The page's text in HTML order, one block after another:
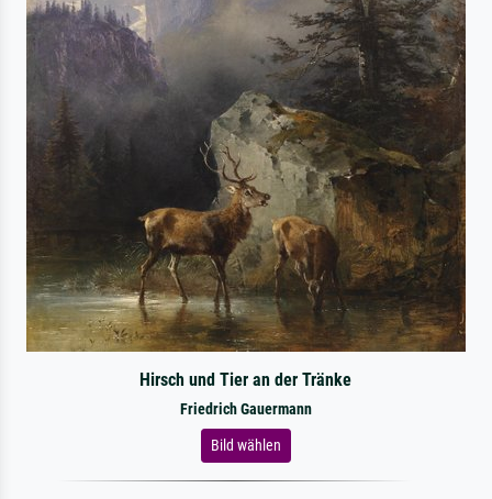
Hirsch und Tier an der Tränke
Friedrich Gauermann
Bild wählen